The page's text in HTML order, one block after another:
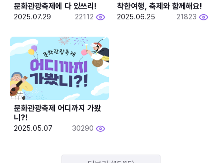
문화관광축제에 다 있쓰리!
2025.07.29 22112
착한여행, 축제와 함께해요!
2025.06.25 21823
문화관광축제 어디까지 가봤
니?!
2025.05.07 30290